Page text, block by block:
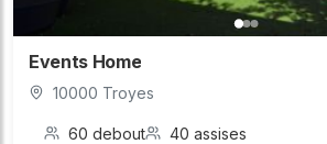
Events Home
10000 Troyes
60 debout 40 assises